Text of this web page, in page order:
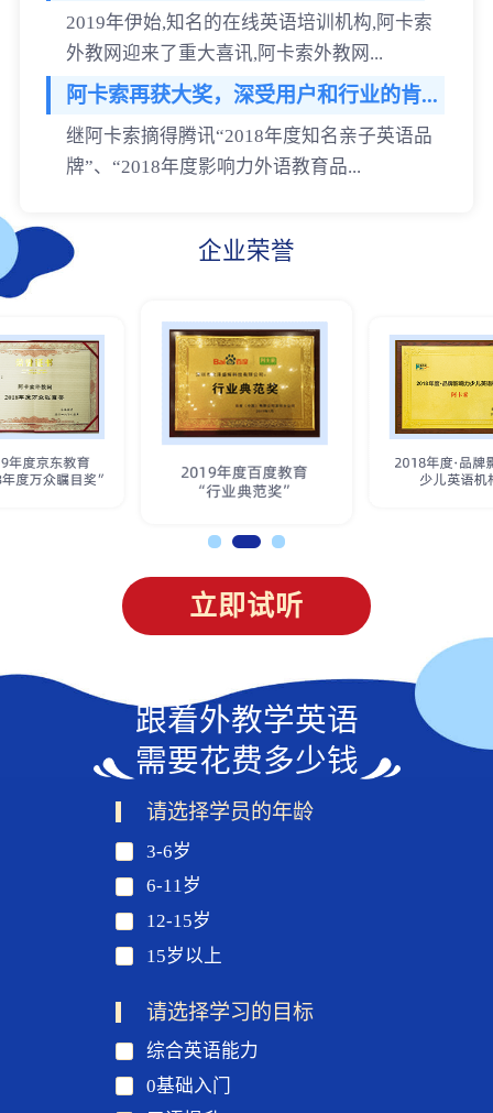
2019年伊始,知名的在线英语培训机构,阿卡索
外教网迎来了重大喜讯,阿卡索外教网...
阿卡索再获大奖，深受用户和行业的肯...
继阿卡索摘得腾讯“2018年度知名亲子英语品
牌”、“2018年度影响力外语教育品...
企业荣誉
立即试听
跟着外教学英语
需要花费多少钱
请选择学员的年龄
3-6岁
6-11岁
12-15岁
15岁以上
请选择学习的目标
综合英语能力
0基础入门